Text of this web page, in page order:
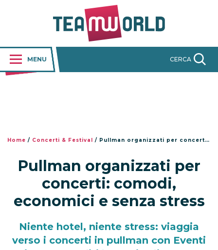
MENU CERCA
Home / Concerti & Festival / Pullman organizzati per concerti: comodi, economici e senza stress
Pullman organizzati per
concerti: comodi,
economici e senza stress
Niente hotel, niente stress: viaggia
verso i concerti in pullman con Eventi